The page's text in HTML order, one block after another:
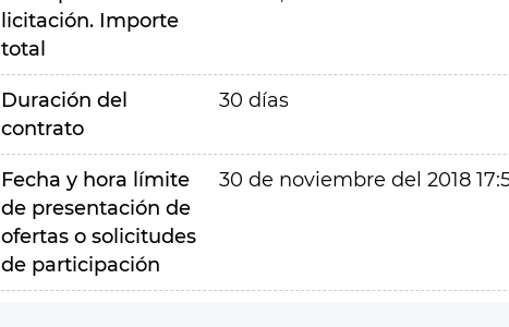
licitación. Importe
total
Duración del
contrato
30 días
Fecha y hora límite
de presentación de
ofertas o solicitudes
de participación
30 de noviembre del 2018